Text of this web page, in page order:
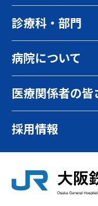
診療科・部門
病院について
医療関係者の皆
採用情報